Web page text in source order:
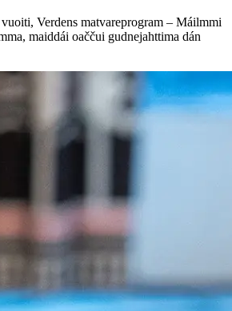
Verdens matvareprogram – Máilmmi
maiddái oaččui gudnejahttima dán